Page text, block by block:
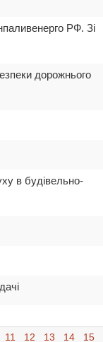
РФ. Зі
дорожнього
в будівельно-
11 12 13 14 15